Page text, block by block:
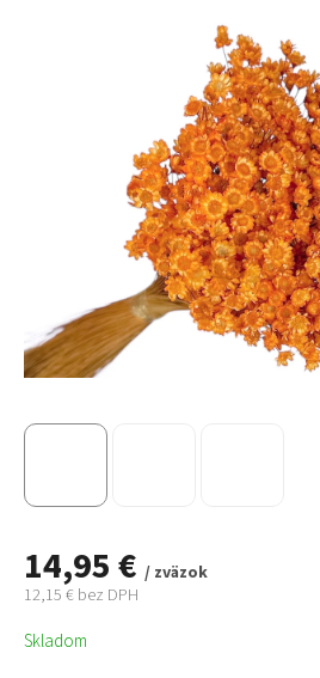
14,95 € / zväzok
12,15 € bez DPH
Jednotková
cena:
Skladom